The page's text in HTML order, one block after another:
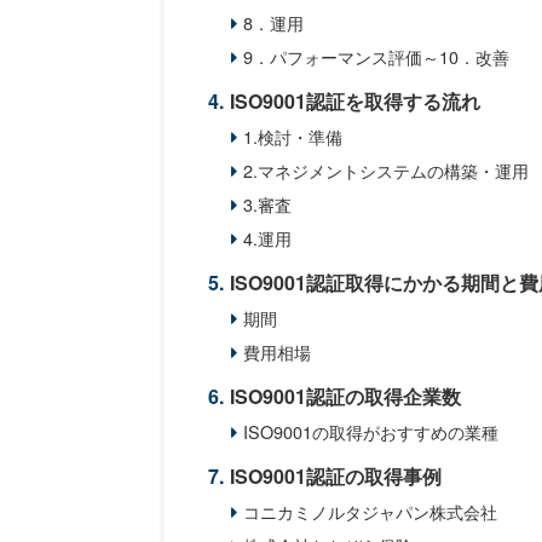
8．運用
9．パフォーマンス評価～10．改善
ISO9001認証を取得する流れ
1.検討・準備
2.マネジメントシステムの構築・運用
3.審査
4.運用
ISO9001認証取得にかかる期間と
期間
費用相場
ISO9001認証の取得企業数
ISO9001の取得がおすすめの業種
ISO9001認証の取得事例
コニカミノルタジャパン株式会社